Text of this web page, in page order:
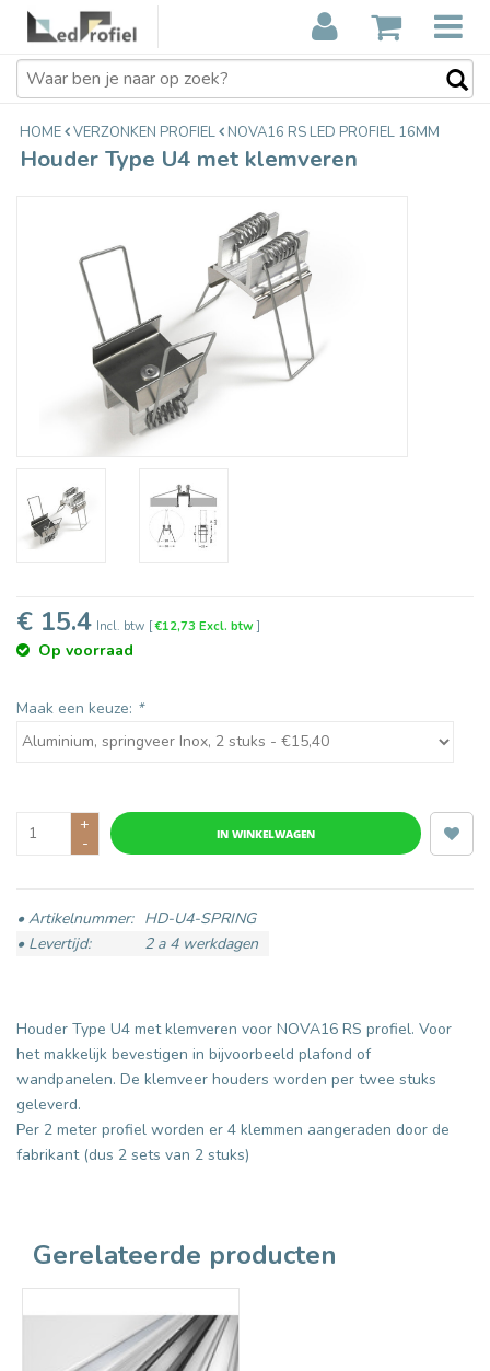
Houder Type U4 met klemveren
€15,40
HOME VERZONKEN PROFIEL NOVA16 RS LED PROFIEL 16MM
Houder Type U4 met klemveren
€ 15.4 Incl. btw [€12,73 Excl. btw]
Op voorraad
Maak een keuze: *
+
-
IN WINKELWAGEN
• Artikelnummer: HD-U4-SPRING
• Levertijd:
2 a 4 werkdagen
Houder Type U4 met klemveren voor NOVA16 RS profiel. Voor
het makkelijk bevestigen in bijvoorbeeld plafond of
wandpanelen. De klemveer houders worden per twee stuks
geleverd.
Per 2 meter profiel worden er 4 klemmen aangeraden door de
fabrikant (dus 2 sets van 2 stuks)
Gerelateerde producten